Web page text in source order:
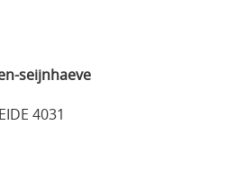
seijnhaeve
4031